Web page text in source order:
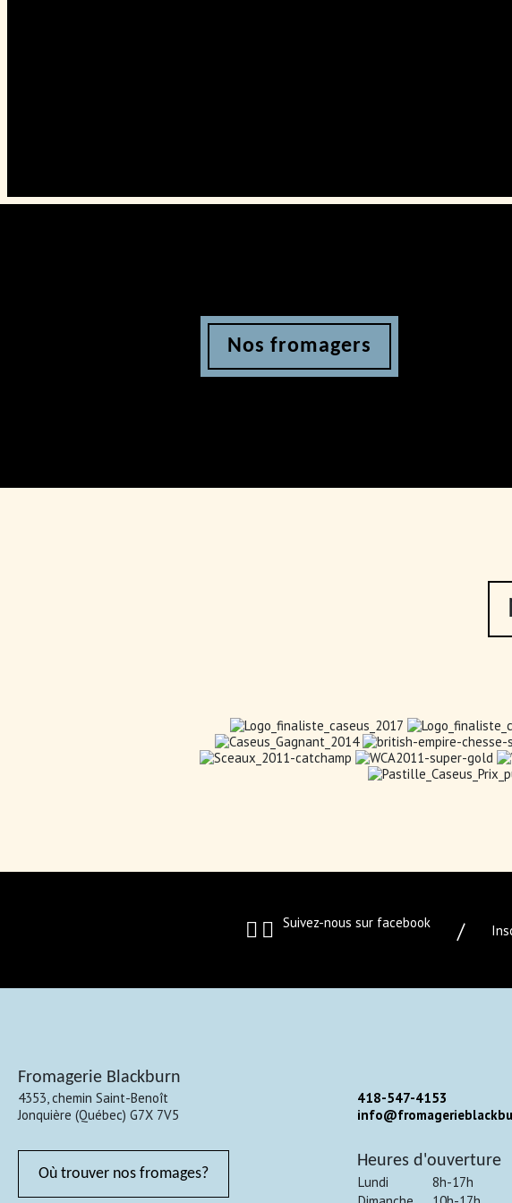
Nos fromagers
Suivez-nous sur facebook /
Fromagerie Blackburn
4353, chemin Saint-Benoît
Jonquière (Québec) G7X 7V5
418-547-4153
Où trouver nos fromages?
Heures d'ouverture
Lundi
8h-17h